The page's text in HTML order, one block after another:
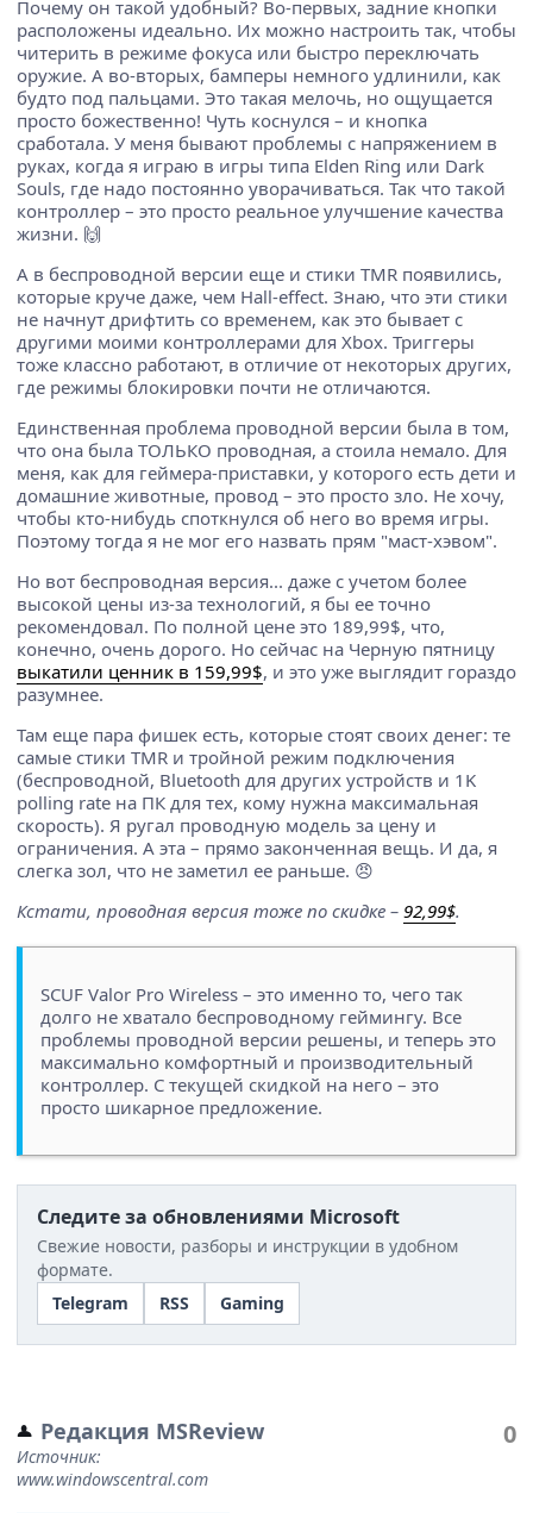
Почему он такой удобный? Во-первых, задние кнопки
расположены идеально. Их можно настроить так, чтобы
читерить в режиме фокуса или быстро переключать
оружие. А во-вторых, бамперы немного удлинили, как
будто под пальцами. Это такая мелочь, но ощущается
просто божественно! Чуть коснулся – и кнопка
сработала. У меня бывают проблемы с напряжением в
руках, когда я играю в игры типа Elden Ring или Dark
Souls, где надо постоянно уворачиваться. Так что такой
контроллер – это просто реальное улучшение качества
жизни. 🙌
А в беспроводной версии еще и стики TMR появились,
которые круче даже, чем Hall-effect. Знаю, что эти стики
не начнут дрифтить со временем, как это бывает с
другими моими контроллерами для Xbox. Триггеры
тоже классно работают, в отличие от некоторых других,
где режимы блокировки почти не отличаются.
Единственная проблема проводной версии была в том,
что она была ТОЛЬКО проводная, а стоила немало. Для
меня, как для геймера-приставки, у которого есть дети и
домашние животные, провод – это просто зло. Не хочу,
чтобы кто-нибудь споткнулся об него во время игры.
Поэтому тогда я не мог его назвать прям "маст-хэвом".
Но вот беспроводная версия... даже с учетом более
высокой цены из-за технологий, я бы ее точно
рекомендовал. По полной цене это 189,99$, что,
конечно, очень дорого. Но сейчас на Черную пятницу
выкатили ценник в 159,99$, и это уже выглядит гораздо
разумнее.
Там еще пара фишек есть, которые стоят своих денег: те
самые стики TMR и тройной режим подключения
(беспроводной, Bluetooth для других устройств и 1K
polling rate на ПК для тех, кому нужна максимальная
скорость). Я ругал проводную модель за цену и
ограничения. А эта – прямо законченная вещь. И да, я
слегка зол, что не заметил ее раньше. 😠
Кстати, проводная версия тоже по скидке – 92,99$.
SCUF Valor Pro Wireless – это именно то, чего так
долго не хватало беспроводному геймингу. Все
проблемы проводной версии решены, и теперь это
максимально комфортный и производительный
контроллер. С текущей скидкой на него – это
просто шикарное предложение.
Следите за обновлениями Microsoft
Свежие новости, разборы и инструкции в удобном
формате.
Telegram
RSS Gaming
Редакция MSReview
Источник:
www.windowscentral.com
0